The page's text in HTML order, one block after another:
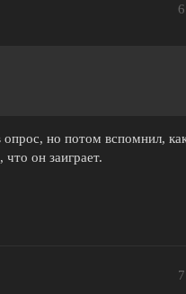
6
но потом вспомнил,
он заиграет.
7